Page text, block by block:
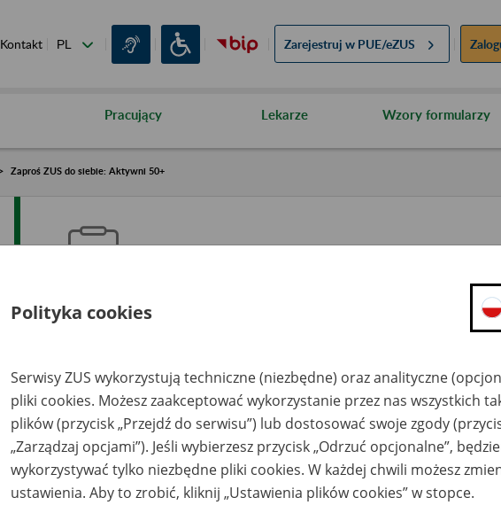
Kontakt Zarejestruj w PUE/eZUS
Pracujący Lekarze Wzory formularzy
Zaproś ZUS do siebie: Aktywni 50+
Zaproś ZUS do siebie: Aktywni
Rodzaj wydarzenia Szkolenia
Obszar merytoryczny Aktywni 50+, płatnicy, ubezpieczeni
Opis wydarzenia
Szkolenie stacjonarne w siedzibie firmy,
Aktywni 50+
to inicjatywa Zakładu
Polityka cookies
Serwisy ZUS wykorzystują techniczne (niezbędne) oraz analityczne
pliki cookies. Możesz zaakceptować wykorzystanie przez nas wszystkich
plików (przycisk „Przejdź do serwisu”) lub dostosować swoje zgody
„Zarządzaj opcjami”). Jeśli wybierzesz przycisk „Odrzuć opcjonalne”,
wykorzystywać tylko niezbędne pliki cookies. W każdej chwili możesz
ustawienia. Aby to zrobić, kliknij „Ustawienia plików cookies” w stopce.